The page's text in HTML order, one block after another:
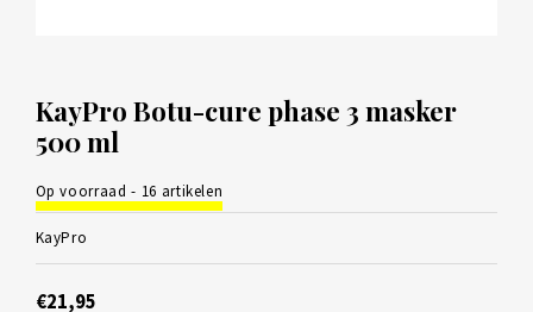
KayPro Botu-cure phase 3 masker
500 ml
Op voorraad - 16 artikelen
KayPro
€21,95